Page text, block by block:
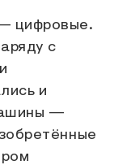
цифровые.
с
и
—